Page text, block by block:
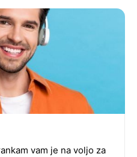
vam je na voljo za